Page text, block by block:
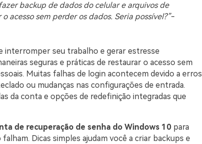
backup de dados do celular e arquivos de
acesso sem perder os dados. Seria possível?”-
interromper seu trabalho e gerar estresse
seguras e práticas de restaurar o acesso sem
Muitas falhas de login acontecem devido a erros
ou mudanças nas configurações de entrada.
da conta e opções de redefinição integradas que
de recuperação de senha do Windows 10para
Dicas simples ajudam você a criar backups e